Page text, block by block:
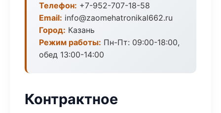
Телефон: +7-952-707-18-58
Email: info@zaomehatronikal662.ru
Город: Казань
Режим работы: Пн-Пт: 09:00-18:00,
обед 13:00-14:00
Контрактное